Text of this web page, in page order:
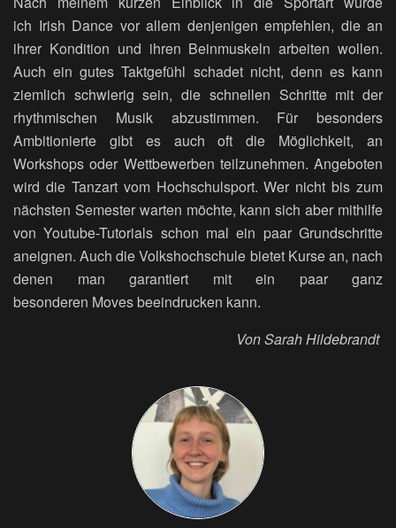
ich Irish Dance vor allem denjenigen empfehlen, die an
ihrer Kondition und ihren Beinmuskeln arbeiten wollen.
Auch ein gutes Taktgefühl schadet nicht, denn es kann
ziemlich schwierig sein, die schnellen Schritte mit der
rhythmischen Musik abzustimmen. Für besonders
Ambitionierte gibt es auch oft die Möglichkeit, an
Workshops oder Wettbewerben teilzunehmen. Angeboten
wird die Tanzart vom Hochschulsport. Wer nicht bis zum
nächsten Semester warten möchte, kann sich aber mithilfe
von Youtube-Tutorials schon mal ein paar Grundschritte
aneignen. Auch die Volkshochschule bietet Kurse an, nach
denen man garantiert mit ein paar ganz
besonderen Moves beeindrucken kann.
Von Sarah Hildebrandt